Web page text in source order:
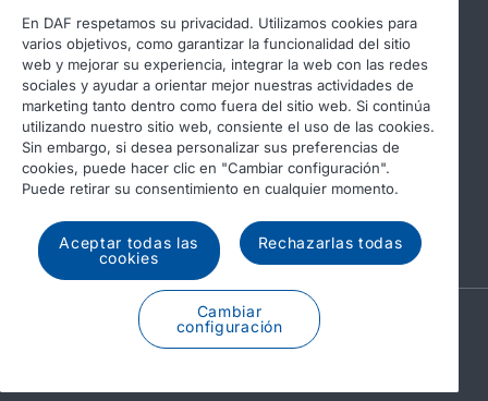
© 2026 DAF
Aviso legal
Declaración de privacidad
Condiciones generales
Uso de cookies en DAF
Informes regulatorios
A PACCAR COMPANY
DRIVEN BY QUALITY
En DAF respetamos su privacidad. Utilizamos cookies para
varios objetivos, como garantizar la funcionalidad del sitio
web y mejorar su experiencia, integrar la web con las redes
sociales y ayudar a orientar mejor nuestras actividades de
marketing tanto dentro como fuera del sitio web. Si continúa
utilizando nuestro sitio web, consiente el uso de las cookies.
Sin embargo, si desea personalizar sus preferencias de
cookies, puede hacer clic en "Cambiar configuración".
Puede retirar su consentimiento en cualquier momento.
Aceptar todas las
cookies
Rechazarlas todas
Cambiar
configuración